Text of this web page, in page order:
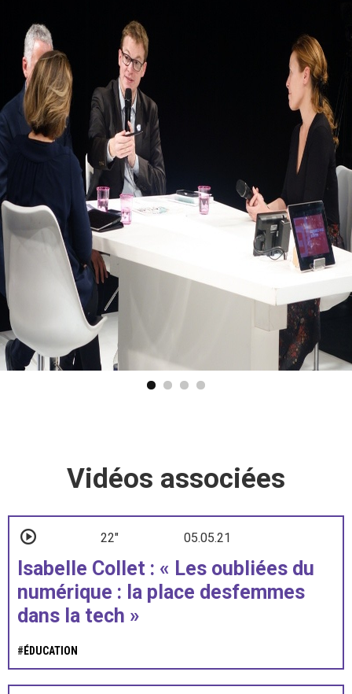
Vidéos associées
22" 05.05.21
Isabelle Collet : « Les oubliées du
numérique : la place desfemmes
dans la tech »
# ÉDUCATION